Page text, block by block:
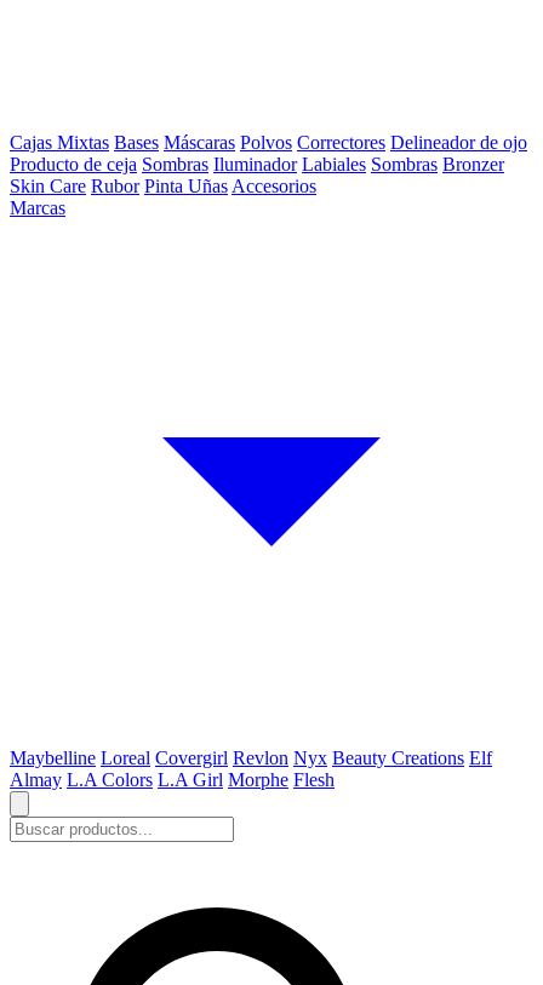
Cajas Mixtas Bases Máscaras Polvos Correctores Delineador de ojo
Producto de ceja Sombras Iluminador Labiales Sombras Bronzer
Skin Care Rubor Pinta Uñas Accesorios
Marcas
Maybelline Loreal Covergirl Revlon Nyx Beauty Creations Elf
Almay L.A Colors L.A Girl Morphe Flesh